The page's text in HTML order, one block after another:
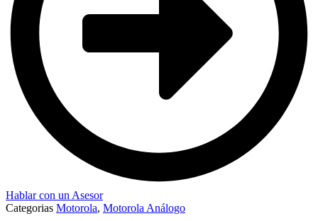
Hablar con un Asesor
Categorias Motorola, Motorola Análogo